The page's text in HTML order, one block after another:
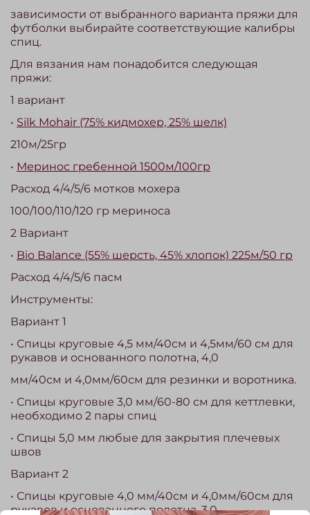
зависимости от выбранного варианта пряжи для
футболки выбирайте соответствующие калибры
спиц.
Для вязания нам понадобится следующая
пряжи:
1 вариант
• Silk Mohair (75% кидмохер, 25% шелк)
210м/25гр
• Меринос гребенной 1500м/100гр
Расход 4/4/5/6 мотков мохера
100/100/110/120 гр мериноса
2 Вариант
• Bio Balance (55% шерсть, 45% хлопок) 225м/50 гр
Расход 4/4/5/6 пасм
Инструменты:
Вариант 1
• Спицы круговые 4,5 мм/40см и 4,5мм/60 см для
рукавов и основанного полотна, 4,0
мм/40см и 4,0мм/60см для резинки и воротника.
• Спицы круговые 3,0 мм/60-80 см для кеттлевки,
необходимо 2 пары спиц
• Спицы 5,0 мм любые для закрытия плечевых
швов
Вариант 2
• Спицы круговые 4,0 мм/40см и 4,0мм/60см для
рукавов и основанного полотна, 3,0